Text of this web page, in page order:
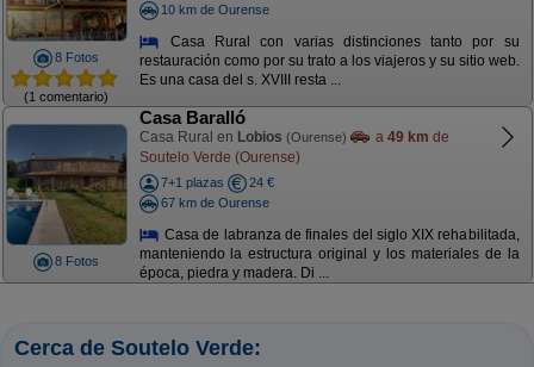
8 Fotos
(1 comentario)
10 km de Ourense
Casa Rural con varias distinciones tanto por su
restauración como por su trato a los viajeros y su sitio web.
Es una casa del s. XVIII resta ...
8 Fotos
Casa Baralló
Casa Rural en Lobios (Ourense) a 49 km de
Soutelo Verde (Ourense)
7+1 plazas
24 €
67 km de Ourense
Casa de labranza de finales del siglo XIX rehabilitada,
manteniendo la estructura original y los materiales de la
época, piedra y madera. Di ...
Cerca de Soutelo Verde: